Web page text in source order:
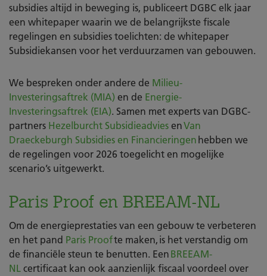
subsidies altijd in beweging is, publiceert DGBC elk jaar
een whitepaper waarin we de belangrijkste fiscale
regelingen en subsidies toelichten: de whitepaper
Subsidiekansen voor het verduurzamen van gebouwen.
We bespreken onder andere de Milieu-
Investeringsaftrek (MIA) en de Energie-
Investeringsaftrek (EIA). Samen met experts van DGBC-
partners Hezelburcht Subsidieadvies enVan
Draeckeburgh Subsidies en Financieringen hebben we
de regelingen voor 2026 toegelicht en mogelijke
scenario’s uitgewerkt.
Paris Proof en BREEAM-NL
Om de energieprestaties van een gebouw te verbeteren
en het pand Paris Proofte maken, is het verstandig om
de financiële steun te benutten. Een BREEAM-
NL certificaat kan ook aanzienlijk fiscaal voordeel over